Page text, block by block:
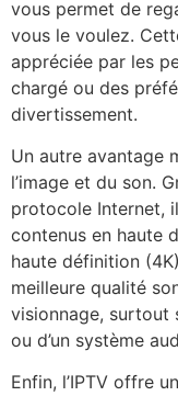
vous permet de
vous le voulez.
appréciée par les
chargé ou des
divertissement.
Un autre avantage
l’image et du son.
protocole Internet,
contenus en haute
haute définition
meilleure qualité
visionnage, surtout
ou d’un système
Enfin, l’IPTV offre